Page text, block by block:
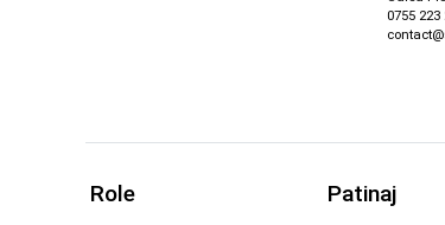
0755 223
Role Patinaj